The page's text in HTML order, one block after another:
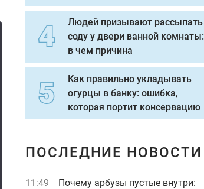
Людей призывают рассыпать
соду у двери ванной комнаты:
в чем причина
Как правильно укладывать
огурцы в банку: ошибка,
которая портит консервацию
ПОСЛЕДНИЕ НОВОСТИ
11:49
Почему арбузы пустые внутри: